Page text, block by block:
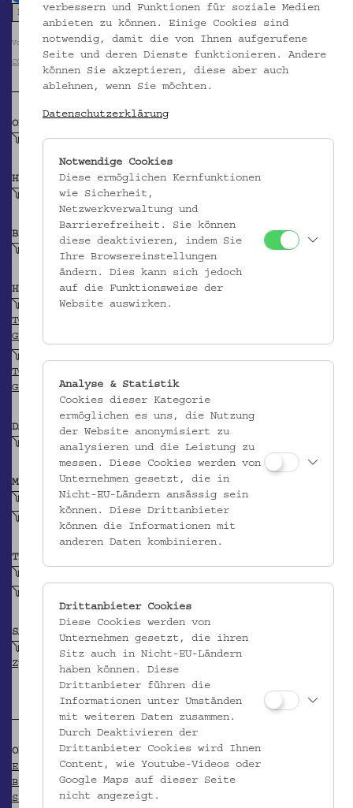
Volkskundemuseum Wien / Foto: Christa Knott
CC BY-NC-SA
OBJEKTKLASSE
Joghurttopf
HERSTELLER/IN
Pantechis, Kostas
BEITRAGENDE/R
HERKUNFT
Zypern
TGN
GEONAMES
TGN
GEONAMES
DATIERUNG
MATERIAL
TECHNIK
SAMMLUNG
Krpata, Margit Z: Ethnografische Objekte aus
Zypern
OBJEKT WIRD ZITIERT IN
Ethnographisches Museum Schloß Kittsee (Hg.): Das
Blatt im Meer. Zypern in österreichischen
Sammlungen. Kittsee 1997 (= Kittseer Schriften zur
verbessern und Funktionen für soziale Medien
anbieten zu können. Einige Cookies sind
notwendig, damit die von Ihnen aufgerufene
Seite und deren Dienste funktionieren. Andere
können Sie akzeptieren, diese aber auch
ablehnen, wenn Sie möchten.
Datenschutzerklärung
Notwendige Cookies
Diese ermöglichen Kernfunktionen
wie Sicherheit,
Netzwerkverwaltung und
Barrierefreiheit. Sie können
diese deaktivieren, indem Sie
Ihre Browsereinstellungen
ändern. Dies kann sich jedoch
auf die Funktionsweise der
Website auswirken.
Analyse & Statistik
Cookies dieser Kategorie
ermöglichen es uns, die Nutzung
der Website anonymisiert zu
analysieren und die Leistung zu
messen. Diese Cookies werden von
Unternehmen gesetzt, die in
Nicht-EU-Ländern ansässig sein
können. Diese Drittanbieter
können die Informationen mit
anderen Daten kombinieren.
Drittanbieter Cookies
Diese Cookies werden von
Unternehmen gesetzt, die ihren
Sitz auch in Nicht-EU-Ländern
haben können. Diese
Drittanbieter führen die
Informationen unter Umständen
mit weiteren Daten zusammen.
Durch Deaktivieren der
Drittanbieter Cookies wird Ihnen
Content, wie Youtube-Videos oder
Google Maps auf dieser Seite
nicht angezeigt.